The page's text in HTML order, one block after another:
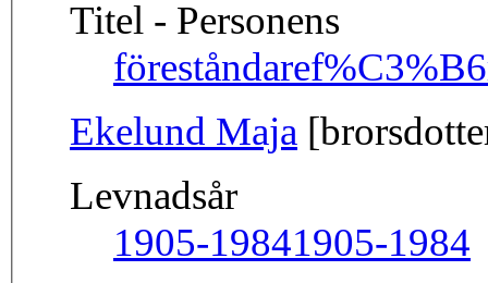
Titel - Personens
föreståndare
Ekelund Maja
Levnadsår
1905-19841905-1984